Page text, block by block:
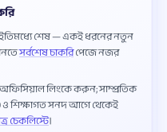
শেষ — একই ধরনের নতুন
সর্বশেষ চাকরিপেজে নজর
লিংকে করুন; সাম্প্রতিক
ও শিক্ষাগত সনদ আগে থেকেই
চেকলিস্টে।